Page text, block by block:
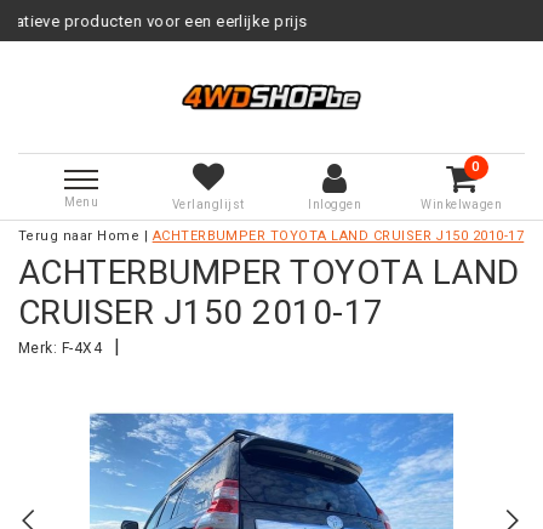
voor een eerlijke prijs
Menu Verlanglijst Inloggen
0
Winkelwagen
Terug naar Home ACHTERBUMPER TOYOTA LAND CRUISER J150 2010-17
ACHTERBUMPER TOYOTA LAND
CRUISER J150 2010-17
Merk: F-4X4